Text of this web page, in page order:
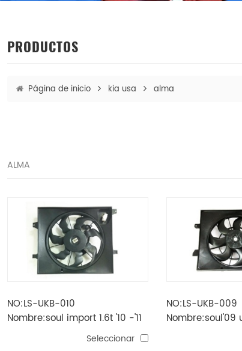
PRODUCTOS
Página de inicio kia usa alma
ALMA
NO:LS-UKB-010
Nombre:soul import 1.6t '10 -'11
usa fan assy para dualSeleccionar
NO:LS-UKB-009
Nombre:soul'09